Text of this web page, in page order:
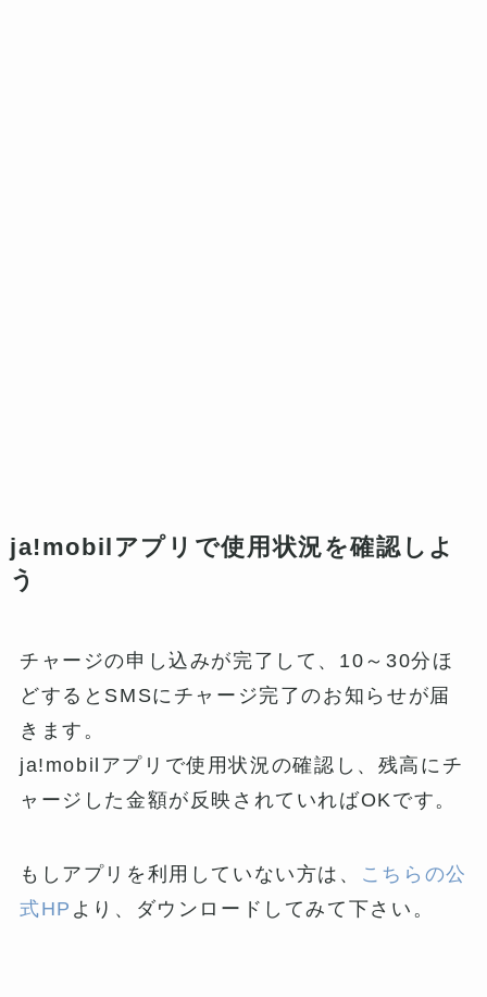
ja!mobilアプリで使用状況を確認しよ
う
チャージの申し込みが完了して、10～30分ほ
どするとSMSにチャージ完了のお知らせが届
きます。
ja!mobilアプリで使用状況の確認し、残高にチ
ャージした金額が反映されていればOKです。
もしアプリを利用していない方は、
こちらの公
式HP より、ダウンロードしてみて下さい。